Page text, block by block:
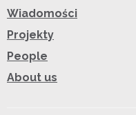
Wiadomości
Projekty
People
About us